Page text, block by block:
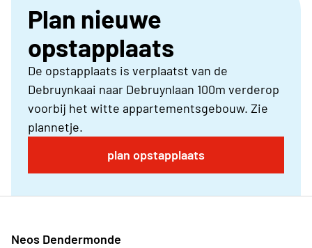
Plan nieuwe
opstapplaats
De opstapplaats is verplaatst van de
Debruynkaai naar Debruynlaan 100m verderop
voorbij het witte appartementsgebouw. Zie
plannetje.
plan opstapplaats
Neos Dendermonde